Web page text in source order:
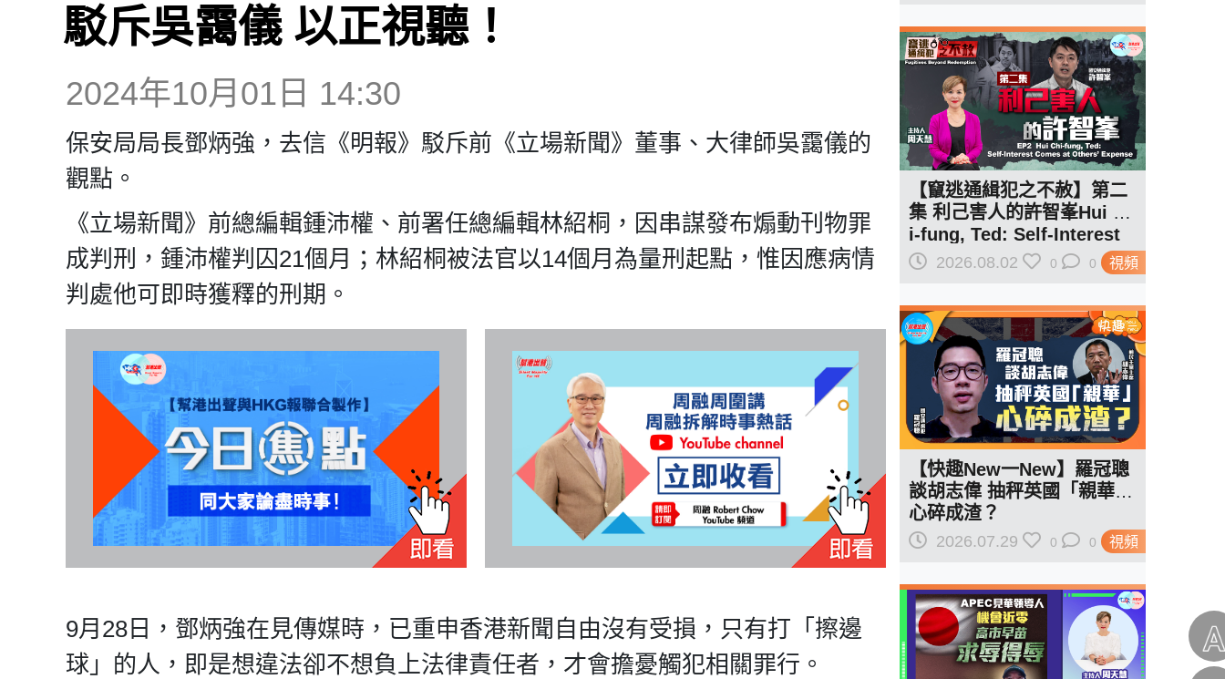
駁斥吳靄儀 以正視聽！
2024年10月01日 14:30
保安局局長鄧炳強，去信《明報》駁斥前《立場新聞》董事、大律師吳靄儀的
觀點。
《立場新聞》前總編輯鍾沛權、前署任總編輯林紹桐，因串謀發布煽動刊物罪
成判刑，鍾沛權判囚21個月；林紹桐被法官以14個月為量刑起點，惟因應病情
判處他可即時獲釋的刑期。
9月28日，鄧炳強在見傳媒時，已重申香港新聞自由沒有受損，只有打「擦邊
球」的人，即是想違法卻不想負上法律責任者，才會擔憂觸犯相關罪行。
視頻
【竄逃通緝犯之不赦】第二
集 利己害人的許智峯Hui Ch
i-fung, Ted: Self-Interest
Comes at Others' Expens
2026.08.02 0 0
視頻
【快趣New一New】羅冠聰
談胡志偉 抽秤英國「親華」
心碎成渣？
2026.07.29 0 0